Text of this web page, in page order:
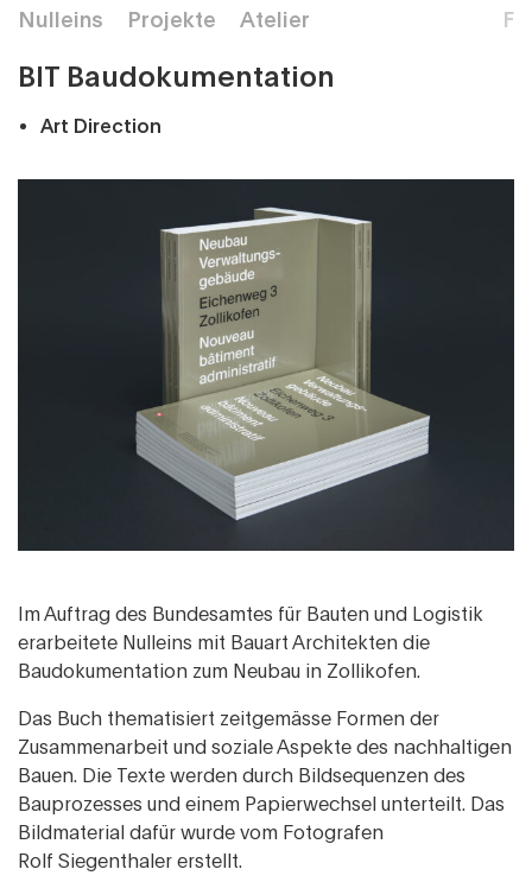
Nulleins Projekte Atelier F
BIT Baudokumentation
Art Direction
Im Auftrag des Bundesamtes für Bauten und Logistik
erarbeitete Nulleins mit Bauart Architekten die
Baudokumentation zum Neubau in Zollikofen.
Das Buch thematisiert zeitgemässe Formen der
Zusammenarbeit und soziale Aspekte des nachhaltigen
Bauen. Die Texte werden durch Bildsequenzen des
Bauprozesses und einem Papierwechsel unterteilt. Das
Bildmaterial dafür wurde vom Fotografen
Rolf Siegenthaler erstellt.